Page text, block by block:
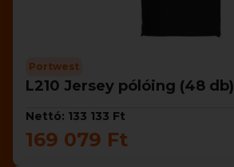
Portwest
L210 Jersey pólóing (48 db)
Nettó: 133 133 Ft
169 079 Ft